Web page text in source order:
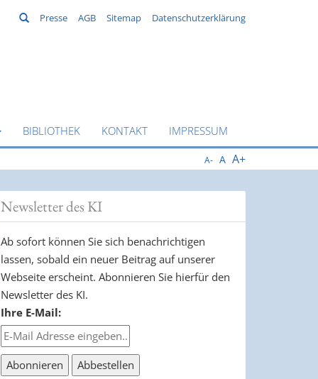
Suchen
Presse AGB Sitemap Datenschutzerklärung
BIBLIOTHEK KONTAKT IMPRESSUM
A- A A+
Newsletter des KI
Ab sofort können Sie sich benachrichtigen
lassen, sobald ein neuer Beitrag auf unserer
Webseite erscheint. Abonnieren Sie hierfür den
Newsletter des KI.
Ihre E-Mail: